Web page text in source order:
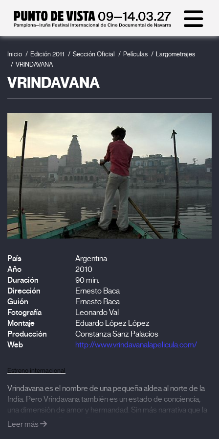
Inicio Edición 2011 Sección Oficial Películas
Largometrajes
VRINDAVANA
VRINDAVANA
País
Argentina
Año
2010
Duración
90 min.
Dirección
Ernesto Baca
Guión
Ernesto Baca
Fotografía
Leonardo Val
Montaje
Eduardo López López
Producción
Constanza Sanz Palacios
Web
http://www.vrindavanalapelicula.com/
Estreno internacional
Vrindavana es el nombre de una pequeña aldea al norte de la
India. Pero Vrindavana también es un estado de conciencia,
una dimensión de amor y hermandad. Sin más narrativa que la
visual y sonora, Ernesto Baca crea un viaje que es más
Leer más